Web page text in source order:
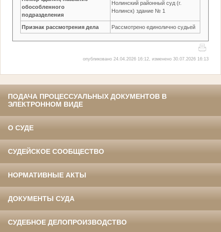
обособленного
подразделения
Нолинский районный суд (г.
Нолинск) здание № 1
Признак рассмотрения дела Рассмотрено единолично судьей
опубликовано 24.04.2026 16:12, изменено 30.07.2026 16:13
ПОДАЧА ПРОЦЕССУАЛЬНЫХ ДОКУМЕНТОВ В
ЭЛЕКТРОННОМ ВИДЕ
О СУДЕ
СУДЕЙСКОЕ СООБЩЕСТВО
НОРМАТИВНЫЕ АКТЫ
ДОКУМЕНТЫ СУДА
СУДЕБНОЕ ДЕЛОПРОИЗВОДСТВО